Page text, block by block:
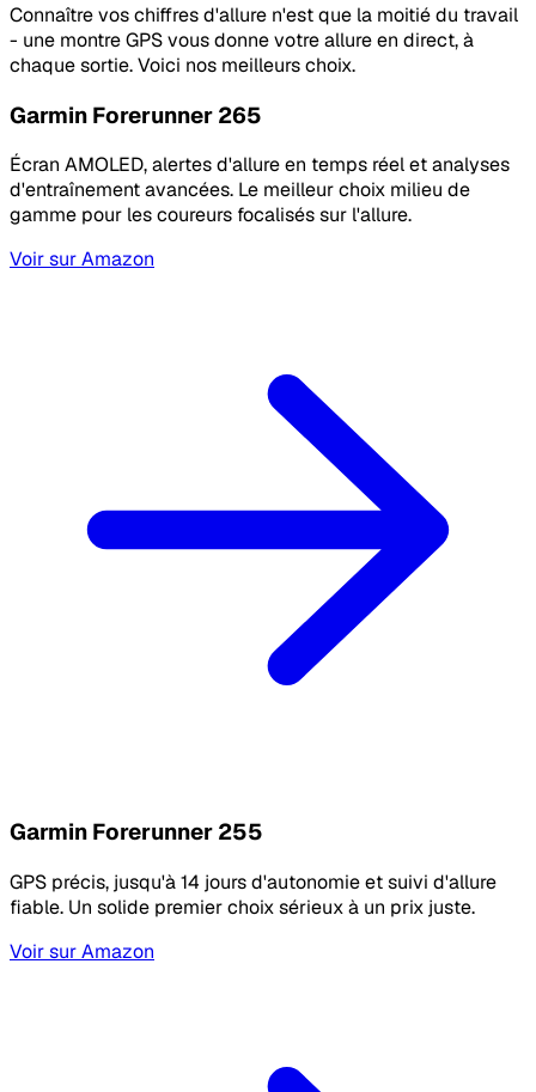
Connaître vos chiffres d'allure n'est que la moitié du travail
- une montre GPS vous donne votre allure en direct, à
chaque sortie. Voici nos meilleurs choix.
Garmin Forerunner 265
Écran AMOLED, alertes d'allure en temps réel et analyses
d'entraînement avancées. Le meilleur choix milieu de
gamme pour les coureurs focalisés sur l'allure.
Voir sur Amazon
Garmin Forerunner 255
GPS précis, jusqu'à 14 jours d'autonomie et suivi d'allure
fiable. Un solide premier choix sérieux à un prix juste.
Voir sur Amazon